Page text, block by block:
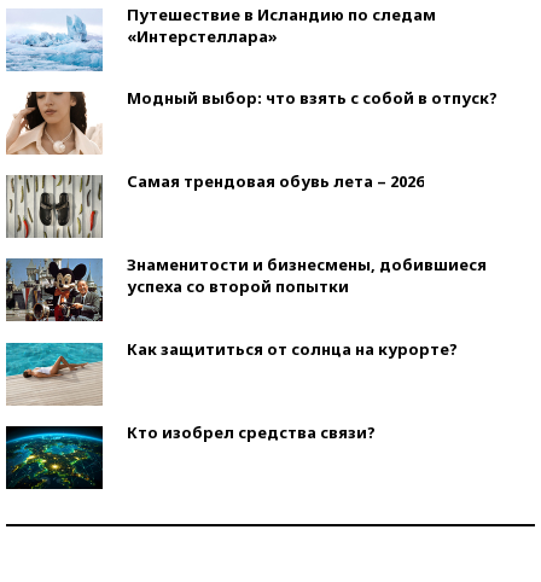
Путешествие в Исландию по следам
«Интерстеллара»
Модный выбор: что взять с собой в отпуск?
Самая трендовая обувь лета – 2026
Знаменитости и бизнесмены, добившиеся
успеха со второй попытки
Как защититься от солнца на курорте?
Кто изобрел средства связи?